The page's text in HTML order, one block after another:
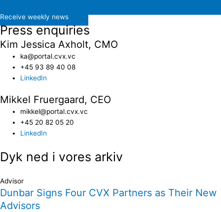
Receive weekly news
Press enquiries
Kim Jessica Axholt, CMO
ka@portal.cvx.vc​
+45 93 89 40 08
LinkedIn
Mikkel Fruergaard, CEO
mikkel@portal.cvx.vc
+45 20 82 05 20
LinkedIn
Dyk ned i vores arkiv
Advisor
Dunbar Signs Four CVX Partners as Their New
Advisors